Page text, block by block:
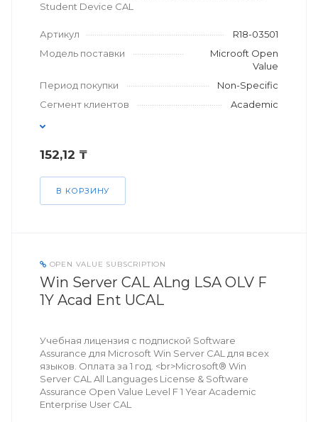
Student Device CAL
Артикул
R18-03501
Модель поставки
Microoft Open
Value
Период покупки
Non-Specific
Сегмент клиентов
Academic
152,12 ₸
В КОРЗИНУ
OPEN VALUE SUBSCRIPTION
Win Server CAL ALng LSA OLV F
1Y Acad Ent UCAL
Учебная лицензия с подпиской Software
Assurance для Microsoft Win Server CAL для всех
языков. Оплата за 1 год. <br>Microsoft® Win
Server CAL All Languages License & Software
Assurance Open Value Level F 1 Year Academic
Enterprise User CAL